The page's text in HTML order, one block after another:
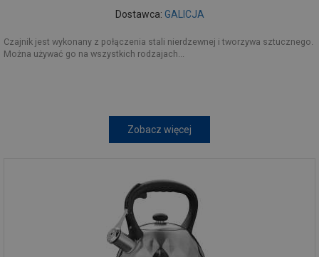
Dostawca: GALICJA
Czajnik jest wykonany z połączenia stali nierdzewnej i tworzywa sztucznego.
Można używać go na wszystkich rodzajach...
Zobacz więcej